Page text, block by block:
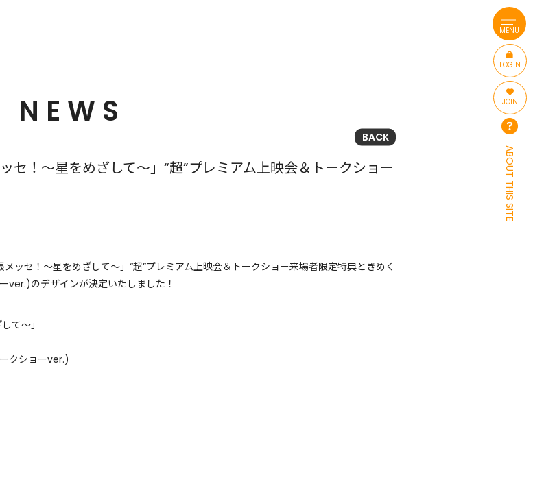
MENU
LOGIN
JOIN
ABOUT THIS SITE
NEWS
BACK
セ！〜星をめざして〜」“超”プレミアム上映会＆トークショー
セ！〜星をめざして〜」“超”プレミアム上映会＆トークショー来場者限定特典ときめく
ver.)のデザインが決定いたしました！
て〜」
クショーver.)